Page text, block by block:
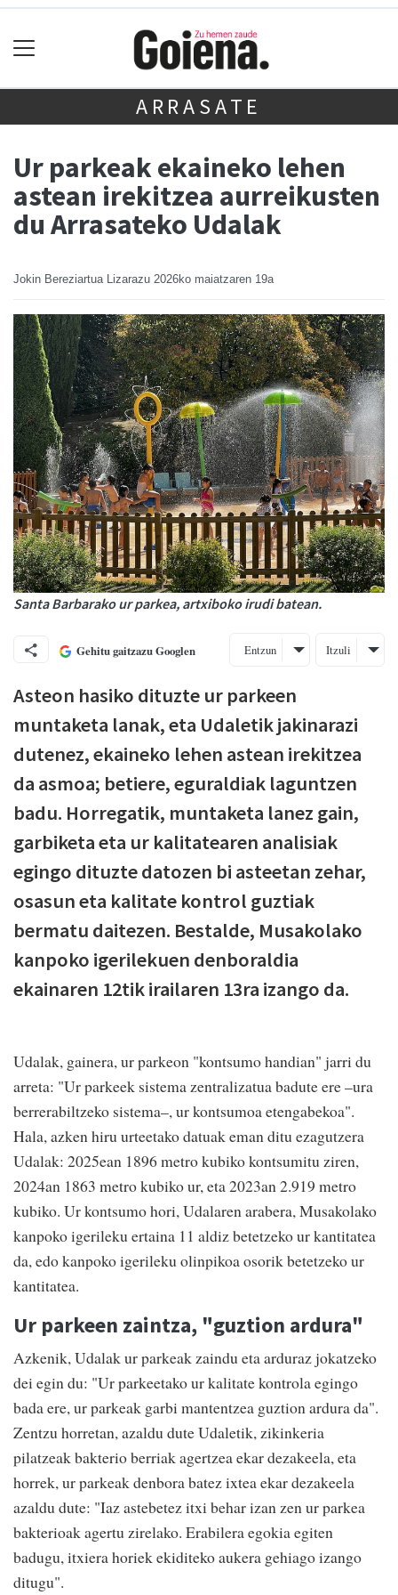
ARRASATE
Ur parkeak ekaineko lehen
astean irekitzea aurreikusten
du Arrasateko Udalak
Jokin Bereziartua Lizarazu 2026ko maiatzaren 19a
Santa Barbarako ur parkea, artxiboko irudi batean.
Gehitu gaitzazu Googlen Entzun Itzuli
Asteon hasiko dituzte ur parkeen
muntaketa lanak, eta Udaletik jakinarazi
dutenez, ekaineko lehen astean irekitzea
da asmoa; betiere, eguraldiak laguntzen
badu. Horregatik, muntaketa lanez gain,
garbiketa eta ur kalitatearen analisiak
egingo dituzte datozen bi asteetan zehar,
osasun eta kalitate kontrol guztiak
bermatu daitezen. Bestalde, Musakolako
kanpoko igerilekuen denboraldia
ekainaren 12tik irailaren 13ra izango da.
Udalak, gainera, ur parkeon "kontsumo handian" jarri du
arreta: "Ur parkeek sistema zentralizatua badute ere –ura
berrerabiltzeko sistema–, ur kontsumoa etengabekoa".
Hala, azken hiru urteetako datuak eman ditu ezagutzera
Udalak: 2025ean 1896 metro kubiko kontsumitu ziren,
2024an 1863 metro kubiko ur, eta 2023an 2.919 metro
kubiko. Ur kontsumo hori, Udalaren arabera, Musakolako
kanpoko igerileku ertaina 11 aldiz betetzeko ur kantitatea
da, edo kanpoko igerileku olinpikoa osorik betetzeko ur
kantitatea.
Ur parkeen zaintza, "guztion ardura"
Azkenik, Udalak ur parkeak zaindu eta arduraz jokatzeko
dei egin du: "Ur parkeetako ur kalitate kontrola egingo
bada ere, ur parkeak garbi mantentzea guztion ardura da".
Zentzu horretan, azaldu dute Udaletik, zikinkeria
pilatzeak bakterio berriak agertzea ekar dezakeela, eta
horrek, ur parkeak denbora batez ixtea ekar dezakeela
azaldu dute: "Iaz astebetez itxi behar izan zen ur parkea
bakterioak agertu zirelako. Erabilera egokia egiten
badugu, itxiera horiek ekiditeko aukera gehiago izango
ditugu".